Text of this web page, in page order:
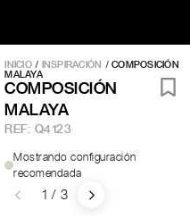
INICIO/ INSPIRACIÓN / COMPOSICIÓN
MALAYA
COMPOSICIÓN
MALAYA
REF: Q4123
Mostrando configuración
recomendada
1 / 3